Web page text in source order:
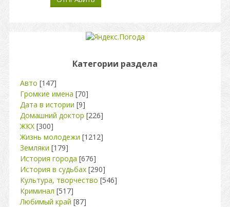
Категории раздела
Авто [147]
Громкие имена [70]
Дата в истории [9]
Домашний доктор [226]
ЖКХ [300]
Жизнь молодежи [1212]
Земляки [179]
История города [676]
История в судьбах [290]
Культура, творчество [546]
Криминал [517]
Любимый край [87]